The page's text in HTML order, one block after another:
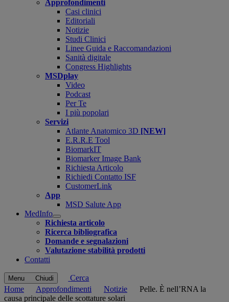
Approfondimenti
Casi clinici
Editoriali
Notizie
Studi Clinici
Linee Guida e Raccomandazioni
Sanità digitale
Congress Highlights
MSDplay
Video
Podcast
Per Te
I più popolari
Servizi
Atlante Anatomico 3D [NEW]
E.R.R.E Tool
BiomarkIT
Biomarker Image Bank
Richiesta Articolo
Richiedi Contatto ISF
CustomerLink
App
MSD Salute App
MedInfo
Open
submenu
Richiesta articolo
Ricerca bibliografica
Domande e segnalazioni
Valutazione stabilità prodotti
Contatti
Menu Chiudi
Cerca
Home
Approfondimenti Notizie
Pelle. È nell’RNA la
causa principale delle scottature solari